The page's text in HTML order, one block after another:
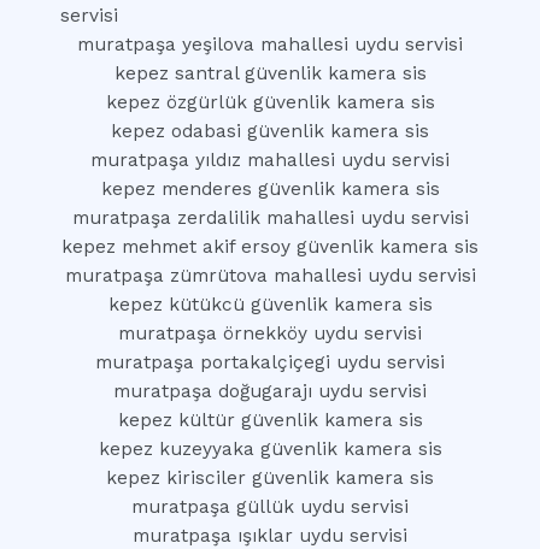
servisi
muratpaşa yeşilova mahallesi uydu servisi
kepez santral güvenlik kamera sis
kepez özgürlük güvenlik kamera sis
kepez odabasi güvenlik kamera sis
muratpaşa yıldız mahallesi uydu servisi
kepez menderes güvenlik kamera sis
muratpaşa zerdalilik mahallesi uydu servisi
kepez mehmet akif ersoy güvenlik kamera sis
muratpaşa zümrütova mahallesi uydu servisi
kepez kütükcü güvenlik kamera sis
muratpaşa örnekköy uydu servisi
muratpaşa portakalçiçegi uydu servisi
muratpaşa doğugarajı uydu servisi
kepez kültür güvenlik kamera sis
kepez kuzeyyaka güvenlik kamera sis
kepez kirisciler güvenlik kamera sis
muratpaşa güllük uydu servisi
muratpaşa ışıklar uydu servisi